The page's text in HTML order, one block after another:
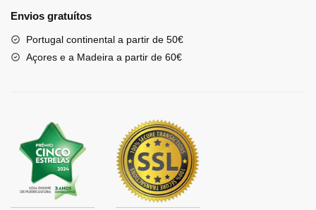
Envios gratuítos
Portugal continental a partir de 50€
Açores e a Madeira a partir de 60€